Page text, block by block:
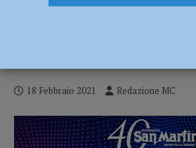
Ristoratori piacentini,
18 Febbraio 2021 Redazione MC